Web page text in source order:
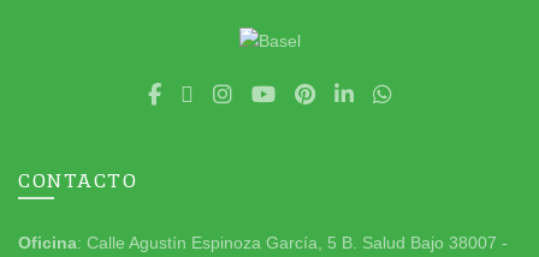
CONTACTO
Oficina: Calle Agustín Espinoza García, 5 B. Salud Bajo 38007 -